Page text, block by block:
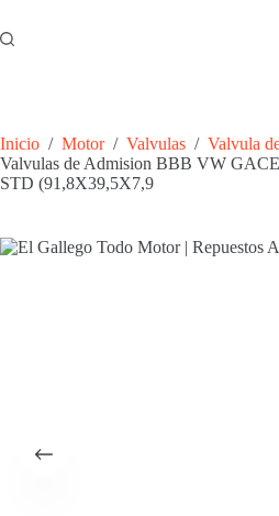
al
contenido
Inicio / Motor / Valvulas / Valvula
Valvulas de Admision BBB VW
STD (91,8X39,5X7,9